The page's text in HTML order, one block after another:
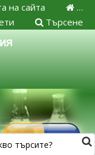
…
на сайта
Търсене